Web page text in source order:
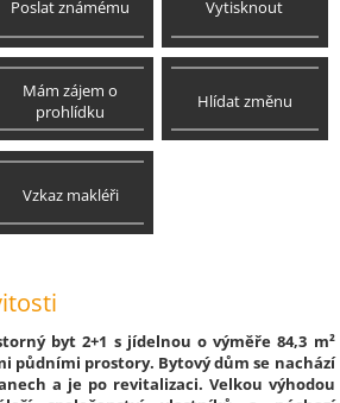
Poslat známému Vytisknout
Mám zájem o
prohlídku
Hlídat změnu
Vzkaz makléři
byt 2+1 s jídelnou o výměře 84,3 m²
půdními prostory. Bytový dům se nachází
a je po revitalizaci. Velkou výhodou